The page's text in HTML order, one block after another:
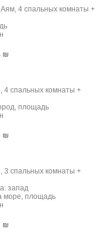
4 спальных комнаты +
₪
спальных комнаты +
площадь
₪
спальных комнаты +
запад
море, площадь
₪